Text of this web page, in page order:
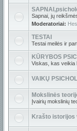
Sapnai, jų
Moderatoriai:
TESTAI
Testai meilės ir
KŪRYBOS
Viskas, kas veikia
VAIKŲ
Mokslinės
Įvairių mokslinių
Krašto istorijos